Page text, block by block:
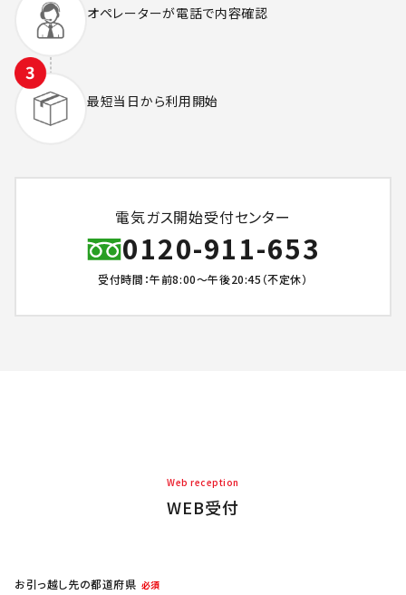
オペレーターが電話で内容確認
最短当日から利用開始
電気ガス開始受付センター
0120-911-653
受付時間：午前8:00～午後20:45（不定休）
Web reception
WEB受付
お引っ越し先の都道府県 必須